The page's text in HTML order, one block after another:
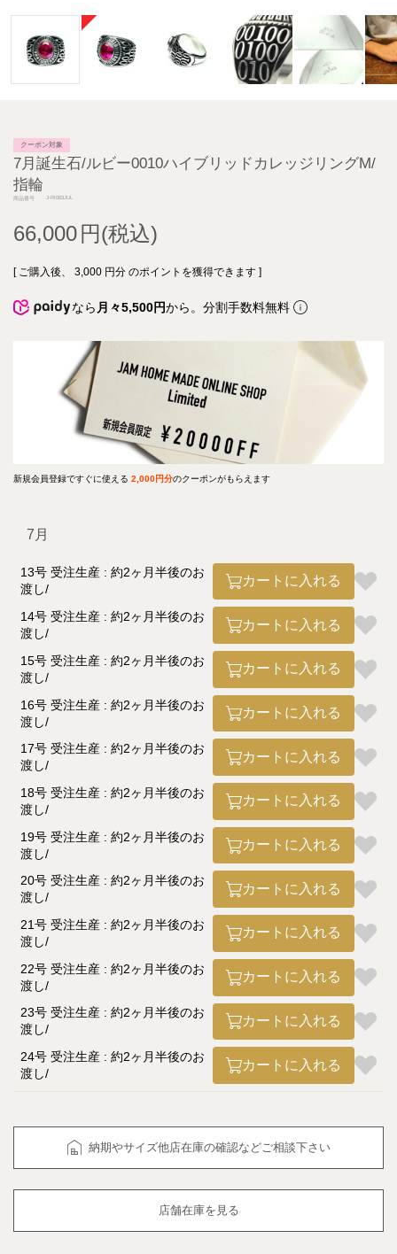
クーポン対象
7月誕生石/ルビー0010ハイブリッドカレッジリングM/
指輪
商品番号 J-RI063JUL
66,000
[ ご購入後、 3,000 円分 のポイントを獲得できます ]
なら 月々5,500円から。分割手数料無料
新規会員登録ですぐに使える 2,000円分のクーポンがもらえます
7月
13号 受注生産 : 約2ヶ月半後のお
渡し
カートに入れる
14号 受注生産 : 約2ヶ月半後のお
渡し
カートに入れる
15号 受注生産 : 約2ヶ月半後のお
渡し
カートに入れる
16号 受注生産 : 約2ヶ月半後のお
渡し
カートに入れる
17号 受注生産 : 約2ヶ月半後のお
渡し
カートに入れる
18号 受注生産 : 約2ヶ月半後のお
渡し
カートに入れる
19号 受注生産 : 約2ヶ月半後のお
渡し
カートに入れる
20号 受注生産 : 約2ヶ月半後のお
渡し
カートに入れる
21号 受注生産 : 約2ヶ月半後のお
渡し
カートに入れる
22号 受注生産 : 約2ヶ月半後のお
渡し
カートに入れる
23号 受注生産 : 約2ヶ月半後のお
渡し
カートに入れる
24号 受注生産 : 約2ヶ月半後のお
渡し
カートに入れる
納期やサイズ他店在庫の確認などご相談下さい
店舗在庫を見る